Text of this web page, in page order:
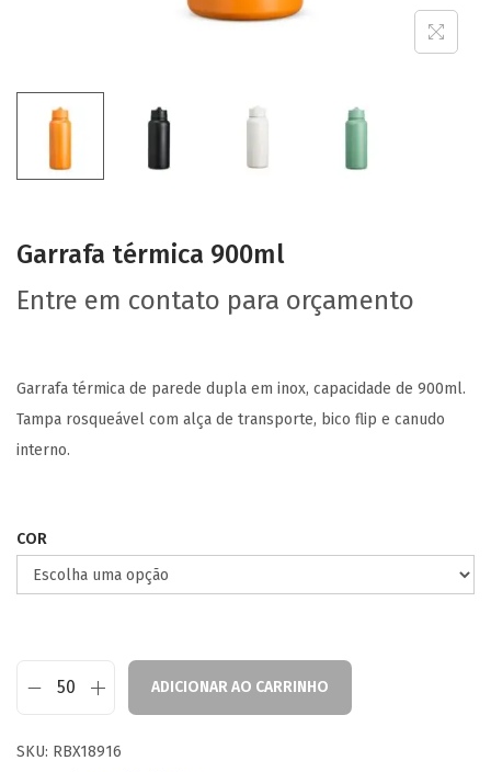
Garrafa térmica 900ml
Entre em contato para orçamento
Garrafa térmica de parede dupla em inox, capacidade de 900ml.
Tampa rosqueável com alça de transporte, bico flip e canudo
interno.
COR
ADICIONAR AO CARRINHO
SKU: RBX18916